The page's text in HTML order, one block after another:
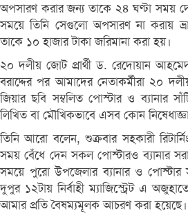
অপসারণ করার জন্য তাকে ২৪ ঘণ্টা সময়
সময়ে তিনি সেগুলো অপসারণ না করায়
তাকে ১০ হাজার টাকা জরিমানা করা হয়।
২০ দলীয় জোট প্রার্থী ড. রেদোয়ান
বরাদ্দের পর আমাদের নেতাকর্মীরা ২০
জিয়ার ছবি সম্বলিত পোস্টার ও ব্যানার
লিখিত বা মৌখিকভাবে এসব কোন
তিনি আরো বলেন, শুক্রবার সহকারী
সময় বেঁধে দেন সকল পোস্টারও ব্যানার
সময়ে পুরো উপজেলার ব্যানার ও পোস্টার
দুপুর ১২টায় নির্বাহী ম্যাজিস্ট্রেট এ
আমার প্রতি বৈষম্যমূলক আচরণ করা হয়েছে।